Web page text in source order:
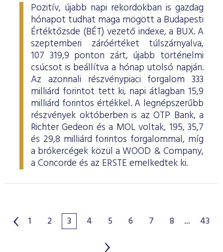
Pozitív, újabb napi rekordokban is gazdag
hónapot tudhat maga mögött a Budapesti
Értéktőzsde (BÉT) vezető indexe, a BUX. A
szeptemberi záróértéket túlszárnyalva,
107 319,9 ponton zárt, újabb történelmi
csúcsot is beállítva a hónap utolsó napján.
Az azonnali részvénypiaci forgalom 333
milliárd forintot tett ki, napi átlagban 15,9
milliárd forintos értékkel. A legnépszerűbb
részvények októberben is az OTP Bank, a
Richter Gedeon és a MOL voltak, 195, 35,7
és 29,8 milliárd forintos forgalommal, míg
a brókercégek közül a WOOD & Company,
a Concorde és az ERSTE emelkedtek ki.
1 2 3 4 5 6 7 8 ... 43